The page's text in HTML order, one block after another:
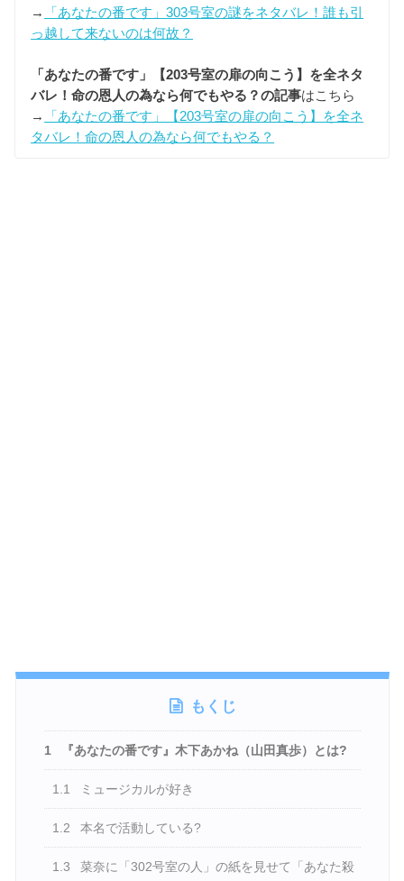
→
「あなたの番です」303号室の謎をネタバレ！誰も引
っ越して来ないのは何故？
「あなたの番です」【203号室の扉の向こう】を全ネタ
バレ！命の恩人の為なら何でもやる？の記事はこちら
→
「あなたの番です」【203号室の扉の向こう】を全ネ
タバレ！命の恩人の為なら何でもやる？
もくじ
1 『あなたの番です』木下あかね（山田真歩）とは?
1.1 ミュージカルが好き
1.2 本名で活動している?
1.3
菜奈に「302号室の人」の紙を見せて「あなた殺